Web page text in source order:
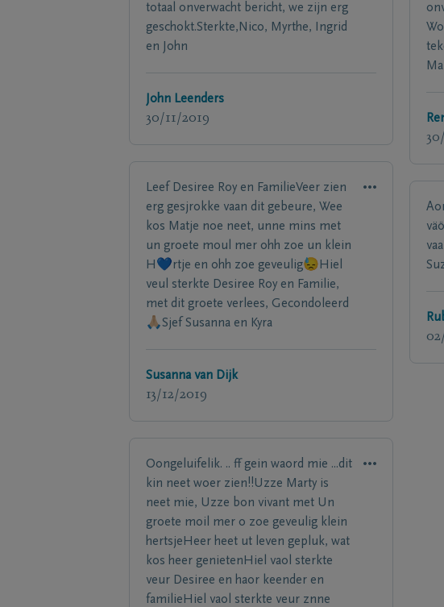
totaal onverwacht bericht, we zijn erg
geschokt.Sterkte,Nico, Myrthe, Ingrid
en John
John Leenders
30/11/2019
Leef Desiree Roy en FamilieVeer zien
erg gesjrokke vaan dit gebeure, Wee
kos Matje noe neet, unne mins met
un groete moul mer ohh zoe un klein
H💙rtje en ohh zoe geveulig😓Hiel
veul sterkte Desiree Roy en Familie,
met dit groete verlees, Gecondoleerd
🙏🏼Sjef Susanna en Kyra
Susanna van Dijk
13/12/2019
Oongeluifelik. .. ff gein waord mie ...dit
kin neet woer zien!!Uzze Marty is
neet mie, Uzze bon vivant met Un
groete moil mer o zoe geveulig klein
hertsjeHeer heet ut leven gepluk, wat
kos heer genietenHiel vaol sterkte
veur Desiree en haor keender en
familieHiel vaol sterkte veur znne